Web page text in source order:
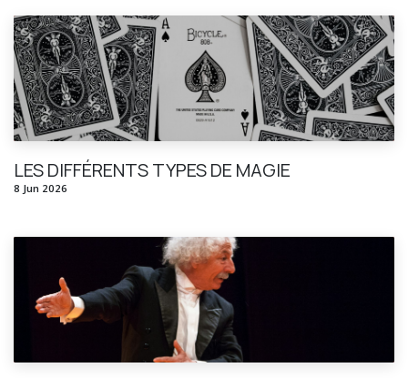
LES DIFFÉRENTS TYPES DE MAGIE
8 Jun 2026